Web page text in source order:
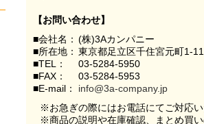
【お問い合わせ】
■会社名： (株)3Aカンパニー
■所在地： 東京都足立区千住宮元町1-
■TEL：
03-5284-5950
■FAX：
03-5284-5953
■E-mail：
info@3a-company.jp
※お急ぎの際にはお電話にてご対応い
※商品の説明や在庫確認、まとめ買